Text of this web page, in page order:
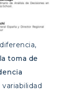
toma de